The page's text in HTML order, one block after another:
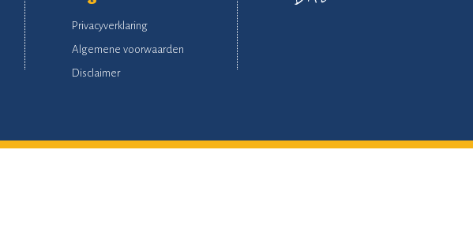
Privacyverklaring
Algemene voorwaarden
Disclaimer